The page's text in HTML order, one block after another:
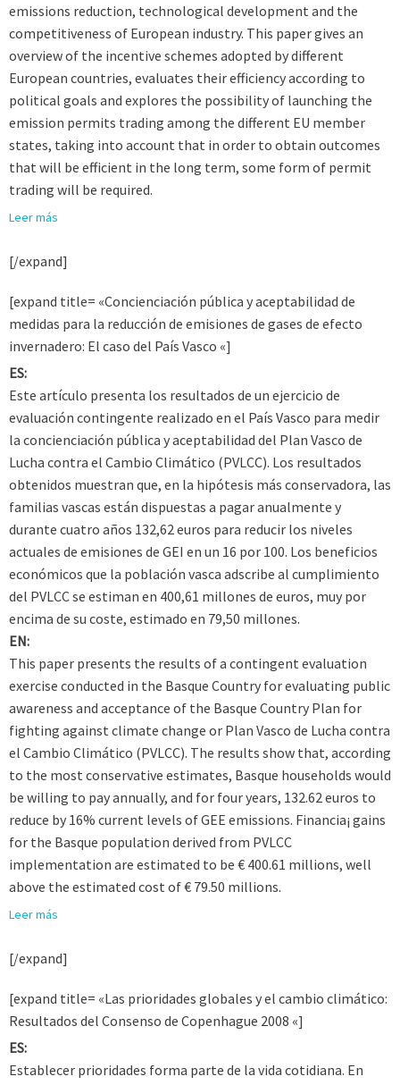
emissions reduction, technological development and the
competitiveness of European industry. This paper gives an
overview of the incentive schemes adopted by different
European countries, evaluates their efficiency according to
political goals and explores the possibility of launching the
emission permits trading among the different EU member
states, taking into account that in order to obtain outcomes
that will be efficient in the long term, some form of permit
trading will be required.
Leer más
[/expand]
[expand title= «Concienciación pública y aceptabilidad de
medidas para la reducción de emisiones de gases de efecto
invernadero: El caso del País Vasco «]
ES:
Este artículo presenta los resultados de un ejercicio de
evaluación contingente realizado en el País Vasco para medir
la concienciación pública y aceptabilidad del Plan Vasco de
Lucha contra el Cambio Climático (PVLCC). Los resultados
obtenidos muestran que, en la hipótesis más conservadora, las
familias vascas están dispuestas a pagar anualmente y
durante cuatro años 132,62 euros para reducir los niveles
actuales de emisiones de GEI en un 16 por 100. Los beneficios
económicos que la población vasca adscribe al cumplimiento
del PVLCC se estiman en 400,61 millones de euros, muy por
encima de su coste, estimado en 79,50 millones.
EN:
This paper presents the results of a contingent evaluation
exercise conducted in the Basque Country for evaluating public
awareness and acceptance of the Basque Country Plan for
fighting against climate change or Plan Vasco de Lucha contra
el Cambio Climático (PVLCC). The results show that, according
to the most conservative estimates, Basque households would
be willing to pay annually, and for four years, 132.62 euros to
reduce by 16% current levels of GEE emissions. Financia¡ gains
for the Basque population derived from PVLCC
implementation are estimated to be € 400.61 millions, well
above the estimated cost of € 79.50 millions.
Leer más
[/expand]
[expand title= «Las prioridades globales y el cambio climático:
Resultados del Consenso de Copenhague 2008 «]
ES:
Establecer prioridades forma parte de la vida cotidiana. En